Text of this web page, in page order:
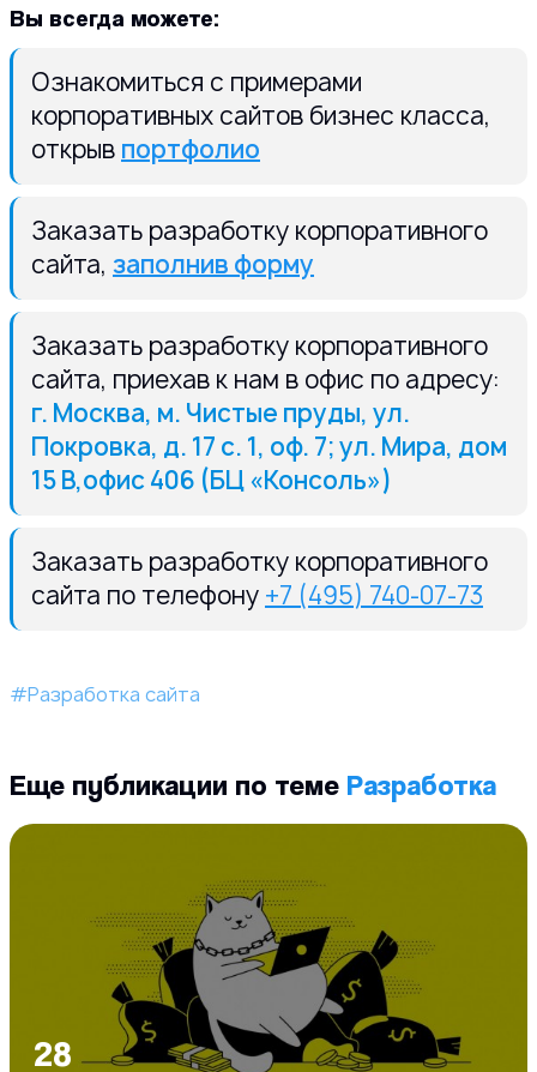
Вы всегда можете:
Ознакомиться с примерами
корпоративных сайтов бизнес класса,
открыв портфолио
Заказать разработку корпоративного
сайта, заполнив форму
Заказать разработку корпоративного
сайта, приехав к нам в офис по адресу:
г. Москва, м. Чистые пруды, ул.
Покровка, д. 17 с. 1, оф. 7; ул. Мира, дом
15 В,офис 406 (БЦ «Консоль»)
Заказать разработку корпоративного
сайта по телефону +7 (495) 740-07-73
#Разработка сайта
Еще публикации по теме Разработка
28